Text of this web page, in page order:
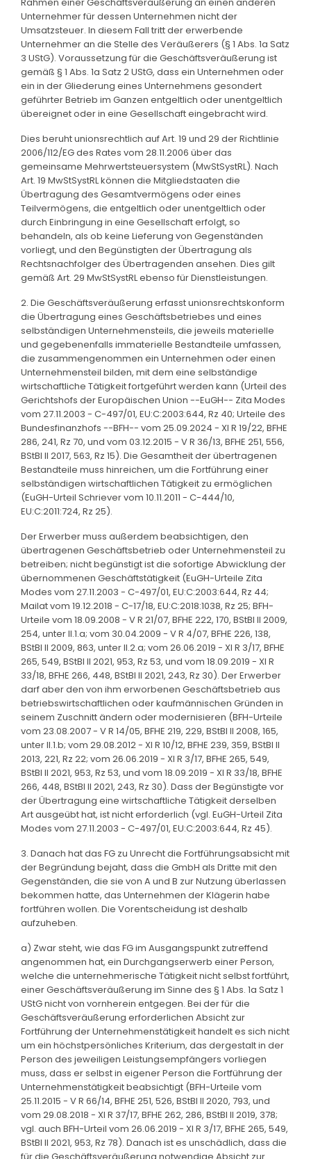
Unternehmer für dessen Unternehmen nicht der
Umsatzsteuer. In diesem Fall tritt der erwerbende
Unternehmer an die Stelle des Veräußerers (§ 1 Abs. 1a Satz
3 UStG). Voraussetzung für die Geschäftsveräußerung ist
gemäß § 1 Abs. 1a Satz 2 UStG, dass ein Unternehmen oder
ein in der Gliederung eines Unternehmens gesondert
geführter Betrieb im Ganzen entgeltlich oder unentgeltlich
übereignet oder in eine Gesellschaft eingebracht wird.
Dies beruht unionsrechtlich auf Art. 19 und 29 der Richtlinie
2006/112/EG des Rates vom 28.11.2006 über das
gemeinsame Mehrwertsteuersystem (MwStSystRL). Nach
Art. 19 MwStSystRL können die Mitgliedstaaten die
Übertragung des Gesamtvermögens oder eines
Teilvermögens, die entgeltlich oder unentgeltlich oder
durch Einbringung in eine Gesellschaft erfolgt, so
behandeln, als ob keine Lieferung von Gegenständen
vorliegt, und den Begünstigten der Übertragung als
Rechtsnachfolger des Übertragenden ansehen. Dies gilt
gemäß Art. 29 MwStSystRL ebenso für Dienstleistungen.
2. Die Geschäftsveräußerung erfasst unionsrechtskonform
die Übertragung eines Geschäftsbetriebes und eines
selbständigen Unternehmensteils, die jeweils materielle
und gegebenenfalls immaterielle Bestandteile umfassen,
die zusammengenommen ein Unternehmen oder einen
Unternehmensteil bilden, mit dem eine selbständige
wirtschaftliche Tätigkeit fortgeführt werden kann (Urteil des
Gerichtshofs der Europäischen Union --EuGH-- Zita Modes
vom 27.11.2003 - C-497/01, EU:C:2003:644, Rz 40; Urteile des
Bundesfinanzhofs --BFH-- vom 25.09.2024 - XI R 19/22, BFHE
286, 241, Rz 70, und vom 03.12.2015 - V R 36/13, BFHE 251, 556,
BStBl II 2017, 563, Rz 15). Die Gesamtheit der übertragenen
Bestandteile muss hinreichen, um die Fortführung einer
selbständigen wirtschaftlichen Tätigkeit zu ermöglichen
(EuGH-Urteil Schriever vom 10.11.2011 - C-444/10,
EU:C:2011:724, Rz 25).
Der Erwerber muss außerdem beabsichtigen, den
übertragenen Geschäftsbetrieb oder Unternehmensteil zu
betreiben; nicht begünstigt ist die sofortige Abwicklung der
übernommenen Geschäftstätigkeit (EuGH-Urteile Zita
Modes vom 27.11.2003 - C-497/01, EU:C:2003:644, Rz 44;
Mailat vom 19.12.2018 - C-17/18, EU:C:2018:1038, Rz 25; BFH-
Urteile vom 18.09.2008 - V R 21/07, BFHE 222, 170, BStBl II 2009,
254, unter II.1.a; vom 30.04.2009 - V R 4/07, BFHE 226, 138,
BStBl II 2009, 863, unter II.2.a; vom 26.06.2019 - XI R 3/17, BFHE
265, 549, BStBl II 2021, 953, Rz 53, und vom 18.09.2019 - XI R
33/18, BFHE 266, 448, BStBl II 2021, 243, Rz 30). Der Erwerber
darf aber den von ihm erworbenen Geschäftsbetrieb aus
betriebswirtschaftlichen oder kaufmännischen Gründen in
seinem Zuschnitt ändern oder modernisieren (BFH-Urteile
vom 23.08.2007 - V R 14/05, BFHE 219, 229, BStBl II 2008, 165,
unter II.1.b; vom 29.08.2012 - XI R 10/12, BFHE 239, 359, BStBl II
2013, 221, Rz 22; vom 26.06.2019 - XI R 3/17, BFHE 265, 549,
BStBl II 2021, 953, Rz 53, und vom 18.09.2019 - XI R 33/18, BFHE
266, 448, BStBl II 2021, 243, Rz 30). Dass der Begünstigte vor
der Übertragung eine wirtschaftliche Tätigkeit derselben
Art ausgeübt hat, ist nicht erforderlich (vgl. EuGH-Urteil Zita
Modes vom 27.11.2003 - C-497/01, EU:C:2003:644, Rz 45).
3. Danach hat das FG zu Unrecht die Fortführungsabsicht mit
der Begründung bejaht, dass die GmbH als Dritte mit den
Gegenständen, die sie von A und B zur Nutzung überlassen
bekommen hatte, das Unternehmen der Klägerin habe
fortführen wollen. Die Vorentscheidung ist deshalb
aufzuheben.
a) Zwar steht, wie das FG im Ausgangspunkt zutreffend
angenommen hat, ein Durchgangserwerb einer Person,
welche die unternehmerische Tätigkeit nicht selbst fortführt,
einer Geschäftsveräußerung im Sinne des § 1 Abs. 1a Satz 1
UStG nicht von vornherein entgegen. Bei der für die
Geschäftsveräußerung erforderlichen Absicht zur
Fortführung der Unternehmenstätigkeit handelt es sich nicht
um ein höchstpersönliches Kriterium, das dergestalt in der
Person des jeweiligen Leistungsempfängers vorliegen
muss, dass er selbst in eigener Person die Fortführung der
Unternehmenstätigkeit beabsichtigt (BFH-Urteile vom
25.11.2015 - V R 66/14, BFHE 251, 526, BStBl II 2020, 793, und
vom 29.08.2018 - XI R 37/17, BFHE 262, 286, BStBl II 2019, 378;
vgl. auch BFH-Urteil vom 26.06.2019 - XI R 3/17, BFHE 265, 549,
BStBl II 2021, 953, Rz 78). Danach ist es unschädlich, dass die